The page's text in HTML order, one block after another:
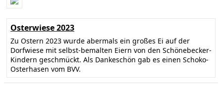
Osterwiese 2023
Zu Ostern 2023 wurde abermals ein großes Ei auf der
Dorfwiese mit selbst-bemalten Eiern von den Schönebecker-
Kindern geschmückt. Als Dankeschön gab es einen Schoko-
Osterhasen vom BVV.